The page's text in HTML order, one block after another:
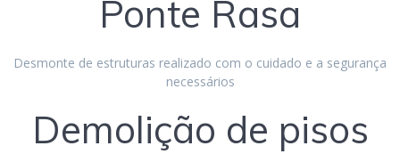
Ponte Rasa
Desmonte de estruturas realizado com o cuidado e a segurança
necessários
Demolição de pisos